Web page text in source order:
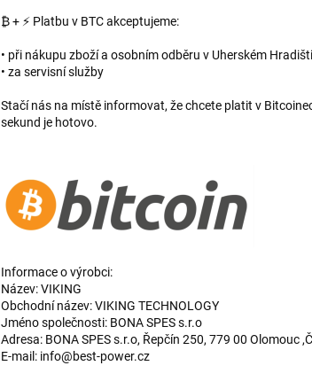
₿ + ⚡ Platbu v BTC akceptujeme:
• při nákupu zboží a osobním odběru v Uherském Hradišti
• za servisní služby
Stačí nás na místě informovat, že chcete platit v
sekund je hotovo.
Informace o výrobci:
Název: VIKING
Obchodní název: VIKING TECHNOLOGY
Jméno společnosti: BONA SPES s.r.o
Adresa: BONA SPES s.r.o, Řepčín 250, 779 00 Olomouc
E-mail: info@best-power.cz